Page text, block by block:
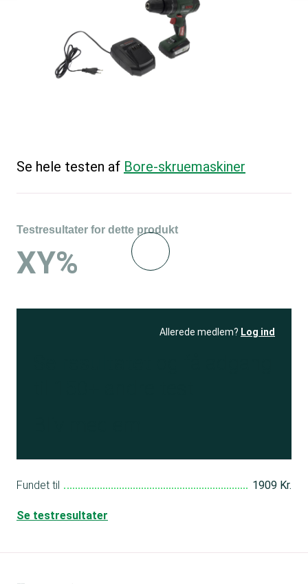
Se hele testen af Bore-skruemaskiner
Testresultater for dette produkt
XY%
Allerede medlem? Log ind
Fundet til 1909 Kr.
Se testresultater